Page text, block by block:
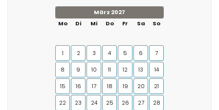
März 2027
Mo
Di Mi Do Fr Sa So
1 2 3 4 5 6 7
8 9 10 11 12 13 14
15 16 17 18 19 20 21
22 23 24 25 26 27 28